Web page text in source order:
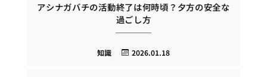
アシナガバチの活動終了は何時頃？夕方の安全な
過ごし方
2026.01.18
知識